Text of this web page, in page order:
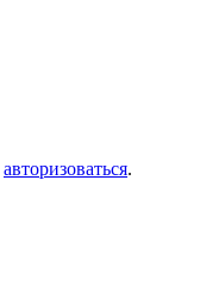
авторизоваться.